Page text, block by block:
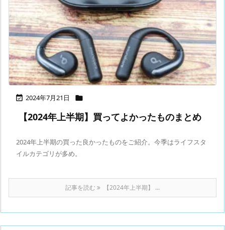
 2024年7月21日 
【2024年上半期】買ってよかったものまとめ
2024年上半期の買った良かったものをご紹介。今季はライフスタ
イルカテゴリが多め。
記事を読む 【2024年上半期】 ...